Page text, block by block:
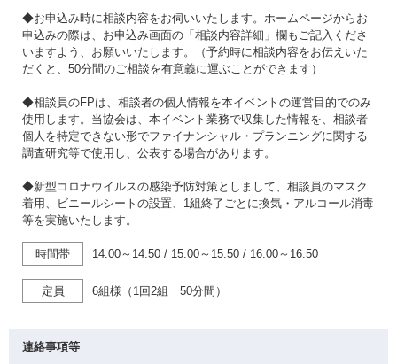
◆お申込み時に相談内容をお伺いいたします。ホームページからお
申込みの際は、お申込み画面の「相談内容詳細」欄もご記入くださ
いますよう、お願いいたします。（予約時に相談内容をお伝えいた
だくと、50分間のご相談を有意義に運ぶことができます）
◆相談員のFPは、相談者の個人情報を本イベントの運営目的でのみ
使用します。当協会は、本イベント業務で収集した情報を、相談者
個人を特定できない形でファイナンシャル・プランニングに関する
調査研究等で使用し、公表する場合があります。
◆新型コロナウイルスの感染予防対策としまして、相談員のマスク
着用、ビニールシートの設置、1組終了ごとに換気・アルコール消毒
等を実施いたします。
時間帯 14:00～14:50 / 15:00～15:50 / 16:00～16:50
定員 6組様（1回2組 50分間）
連絡事項等